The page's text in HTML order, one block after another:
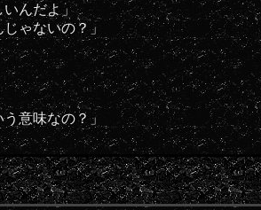
いんだよ」
ゃないの？」
意味なの？」